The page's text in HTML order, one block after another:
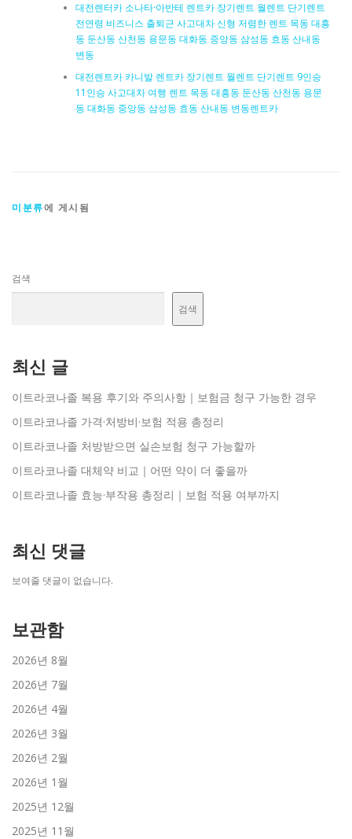
대전렌터카 소나타·아반테 렌트카 장기렌트 월렌트 단기렌트
전연령 비즈니스 출퇴근 사고대차 신형 저렴한 렌트 목동 대흥
동 둔산동 산천동 용문동 대화동 중앙동 삼성동 효동 산내동
변동
대전렌트카 카니발 렌트카 장기렌트 월렌트 단기렌트 9인승
11인승 사고대차 여행 렌트 목동 대흥동 둔산동 산천동 용문
동 대화동 중앙동 삼성동 효동 산내동 변동렌트카
미분류에 게시됨
검색
검색
최신 글
이트라코나졸 복용 후기와 주의사항｜보험금 청구 가능한 경우
이트라코나졸 가격·처방비·보험 적용 총정리
이트라코나졸 처방받으면 실손보험 청구 가능할까
이트라코나졸 대체약 비교｜어떤 약이 더 좋을까
이트라코나졸 효능·부작용 총정리｜보험 적용 여부까지
최신 댓글
보여줄 댓글이 없습니다.
보관함
2026년 8월
2026년 7월
2026년 4월
2026년 3월
2026년 2월
2026년 1월
2025년 12월
2025년 11월